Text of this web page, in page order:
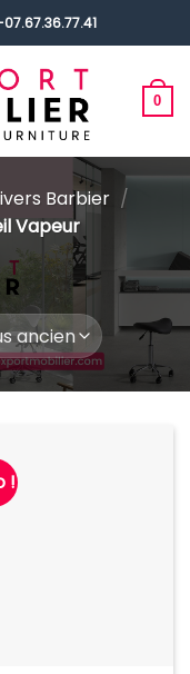
07.67.36.77.41
0
Barbier /
Vapeur
!